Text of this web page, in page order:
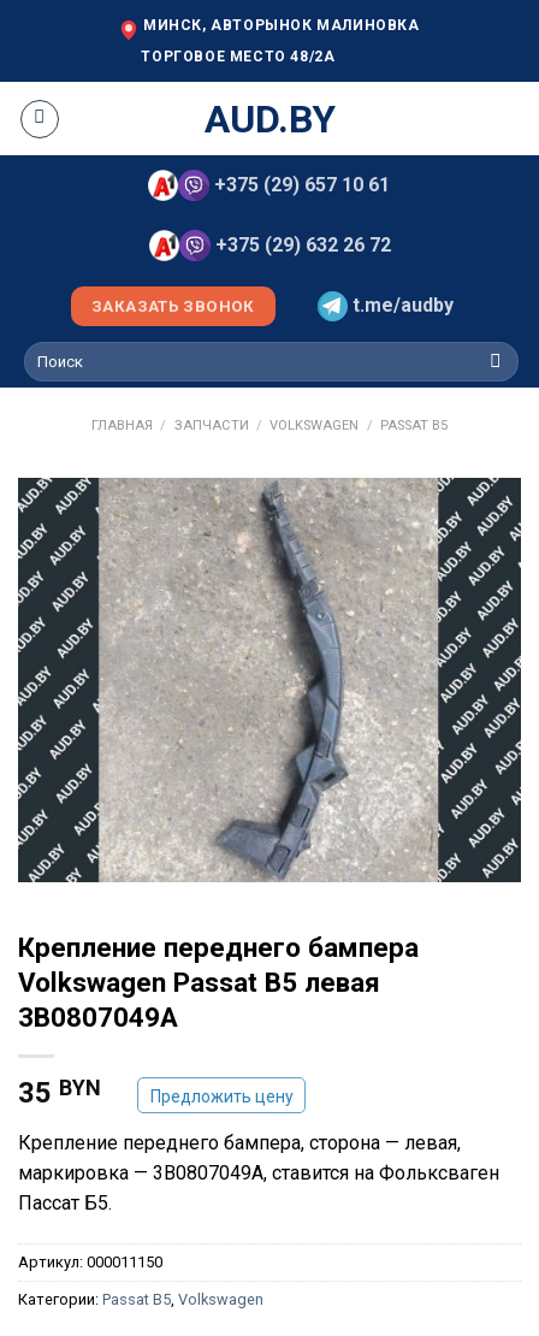
МИНСК, АВТОРЫНОК МАЛИНОВКА
ТОРГОВОЕ МЕСТО 48/2А
AUD.BY
+375 (29) 657 10 61
+375 (29) 632 26 72
ЗАКАЗАТЬ ЗВОНОК t.me/audby
Искать:
ГЛАВНАЯ / ЗАПЧАСТИ / VOLKSWAGEN / PASSAT B5
Крепление переднего бампера
Volkswagen Passat B5 левая
3B0807049A
35 BYN Предложить цену
Крепление переднего бампера, сторона — левая,
маркировка — 3B0807049A, ставится на Фольксваген
Пассат Б5.
Артикул: 000011150
Категории: Passat B5, Volkswagen